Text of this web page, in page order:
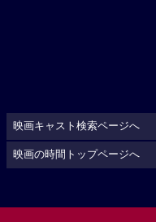
映画キャスト検索ページへ
映画の時間トップページへ